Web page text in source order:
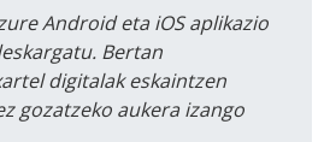
Android eta iOS aplikazio
Bertan
digitalak eskaintzen
gozatzeko aukera izango